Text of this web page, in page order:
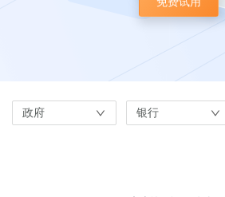
政府 银行